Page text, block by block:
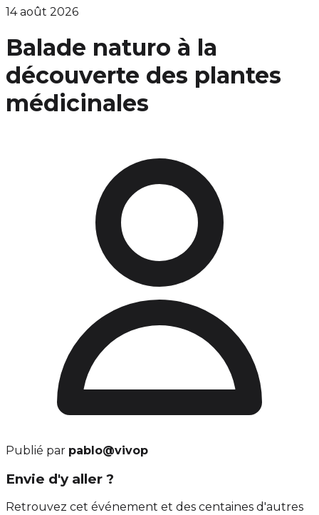
14 août 2026
Balade naturo à la
découverte des plantes
médicinales
Publié par pablo@vivop
Envie d'y aller ?
Retrouvez cet événement et des centaines d'autres